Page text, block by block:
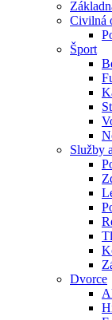
Civilná
Šport
Služby
Dvorce